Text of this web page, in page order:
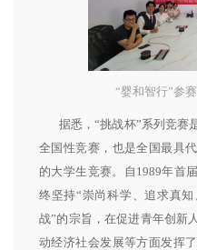
“婴和智行”参
据悉，“挑战杯”系列竞赛
全国性竞赛，也是全国最具
的大学生竞赛。自1989年首
终坚持“崇尚科学、追求真
战”的宗旨，在促进青年创新
动经济社会发展等方面发挥